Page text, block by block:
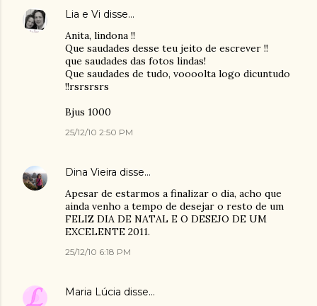
Lia e Vi disse…
Anita, lindona !!
Que saudades desse teu jeito de escrever !!
que saudades das fotos lindas!
Que saudades de tudo, voooolta logo dicuntudo
!!rsrsrsrs
Bjus 1000
25/12/10 2:50 PM
Dina Vieira disse…
Apesar de estarmos a finalizar o dia, acho que
ainda venho a tempo de desejar o resto de um
FELIZ DIA DE NATAL E O DESEJO DE UM
EXCELENTE 2011.
25/12/10 6:18 PM
Maria Lúcia disse…